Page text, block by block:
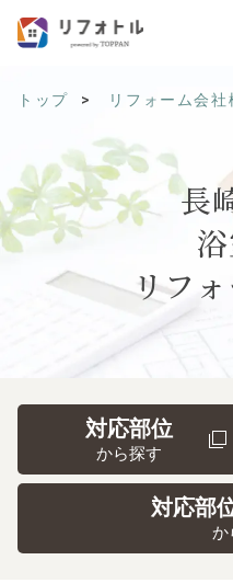
トップ リフォーム会社
長
リフ
対応部位
から探す
対応部
か